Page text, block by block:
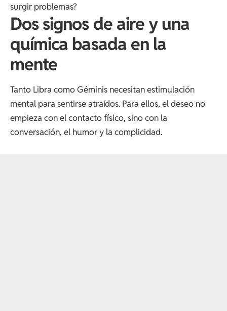
surgir problemas?
Dos signos de aire y una
química basada en la
mente
Tanto Libra como Géminis necesitan estimulación
mental para sentirse atraídos. Para ellos, el deseo no
empieza con el contacto físico, sino con la
conversación, el humor y la complicidad.